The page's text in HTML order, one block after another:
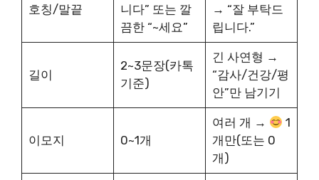
호칭/말끝
니다” 또는 깔
끔한 “~세요”
→ “잘 부탁드
립니다.”
길이
2~3문장(카톡
기준)
긴 사연형 →
“감사/건강/평
안”만 남기기
이모지 0~1개
여러 개 →
1
개만(또는 0
개)